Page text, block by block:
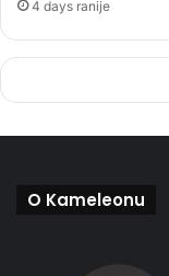
4 days ranije
O Kameleonu